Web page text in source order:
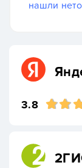
нашли
3.8